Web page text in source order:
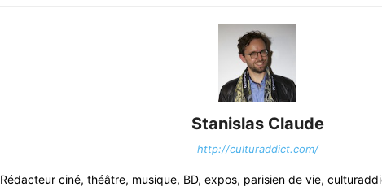
Stanislas Claude
http://culturaddict.com/
Rédacteur ciné, théâtre, musique, BD, expos, parisien de vie,